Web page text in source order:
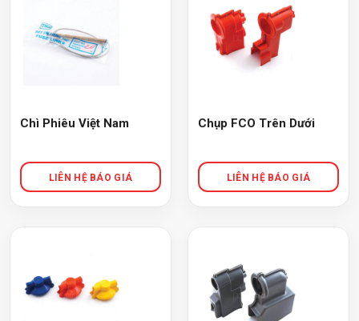
Chì Phiêu Việt Nam Chụp FCO Trên Dưới